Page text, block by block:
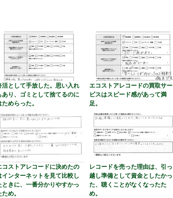
活として手放した。思い入れ
あり、ゴミとして捨てるのに
ためらった。
エコストアレコードの買取サー
ビスはスピード感があって満
足。
コストアレコードに決めたの
インターネットを見て比較し
ときに、一番分かりやすかっ
ため。
レコードを売った理由は、引っ
越し準備として資金としたかっ
た、聴くことがなくなったた
め。